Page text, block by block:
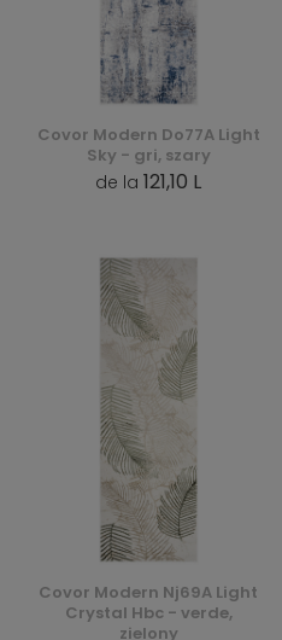
Covor Modern Do77A Light
Sky - gri, szary
de la 121,10 L
Covor Modern Nj69A Light
Crystal Hbc - verde,
zielony